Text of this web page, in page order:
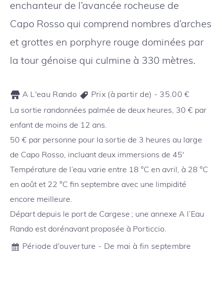
enchanteur de l’avancée rocheuse de
Capo Rosso qui comprend nombres d’arches
et grottes en porphyre rouge dominées par
la tour génoise qui culmine à 330 mètres.
A L'eau Rando Prix (à partir de) - 35.00 €
La sortie randonnées palmée de deux heures, 30 € par
enfant de moins de 12 ans.
50 € par personne pour la sortie de 3 heures au large
de Capo Rosso, incluant deux immersions de 45′
Température de l’eau varie entre 18 °C en avril, à 28 °C
en août et 22 °C fin septembre avec une limpidité
encore meilleure.
Départ depuis le port de Cargese ; une annexe A l’Eau
Rando est dorénavant proposée à Porticcio.
Période d'ouverture - De mai à fin septembre